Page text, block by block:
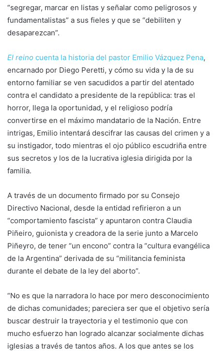
“segregar, marcar en listas y señalar como peligrosos y
fundamentalistas” a sus fieles y que se “debiliten y
desaparezcan”.
El reino cuenta la historia del pastor Emilio Vázquez Pena,
encarnado por Diego Peretti, y cómo su vida y la de su
entorno familiar se ven sacudidos a partir del atentado
contra el candidato a presidente de la república: tras el
horror, llega la oportunidad, y el religioso podría
convertirse en el máximo mandatario de la Nación. Entre
intrigas, Emilio intentará descifrar las causas del crimen y a
su instigador, todo mientras el ojo público escudriña entre
sus secretos y los de la lucrativa iglesia dirigida por la
familia.
A través de un documento firmado por su Consejo
Directivo Nacional, desde la entidad refirieron a un
“comportamiento fascista” y apuntaron contra Claudia
Piñeiro, guionista y creadora de la serie junto a Marcelo
Piñeyro, de tener “un encono” contra la “cultura evangélica
de la Argentina” derivada de su “militancia feminista
durante el debate de la ley del aborto”.
“No es que la narradora lo hace por mero desconocimiento
de dichas comunidades; pareciera ser que el objetivo sería
buscar destruir la trayectoria y el testimonio que con
mucho esfuerzo han logrado alcanzar socialmente dichas
iglesias a través de tantos años. A los que antes se los